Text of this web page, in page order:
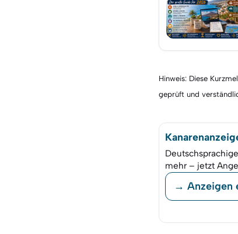
Hinweis: Diese
geprüft und
mehr – jetzt
→ Anzeigen